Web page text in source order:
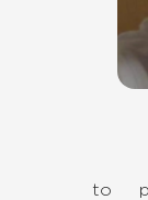
to